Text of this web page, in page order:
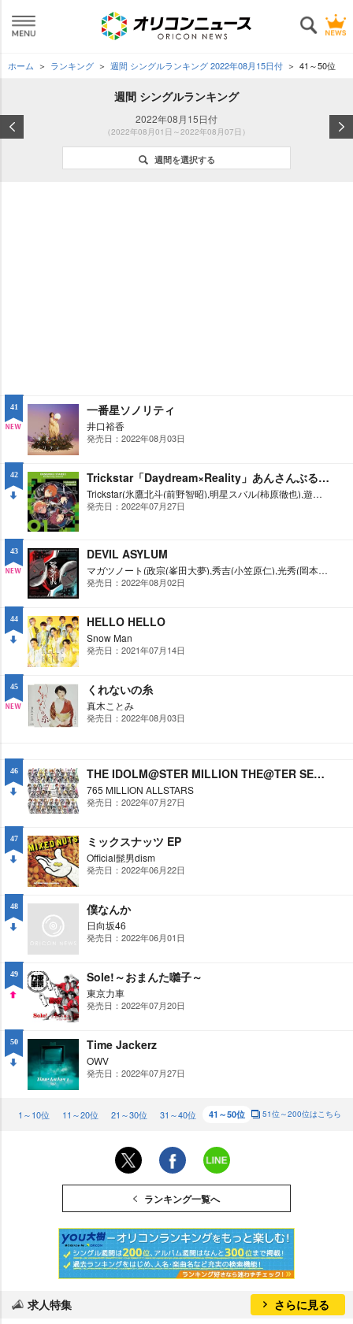
ホーム ランキング 週間 シングルランキング 2022年08月15日付 41～50位
週間 シングルランキング
2022年08月15日付
（2022年08月01日～2022年08月07日）
週間を選択する
41
W
一番星ソノリティ
井口裕香
発売日：2022年08月03日
42 Trickstar「Daydream×Reality」あんさんぶるスターズ!! ESアイドルソング season3
Trickstar(氷鷹北斗(前野智昭),明星スバル(柿原徹也),遊木真(森久保祥太郎),衣更真緒(梶裕貴))
発売日：2022年07月27日
43
W
DEVIL ASYLUM
マガツノート(政宗(峯田大夢),秀吉(小笠原仁),光秀(岡本信彦),家康(美藤大樹),織田信長(神尾晋一郎))
発売日：2022年08月02日
44
WN
HELLO HELLO
Snow Man
発売日：2021年07月14日
45 くれないの糸
真木ことみ
発売日：2022年08月03日
46
WN
THE IDOLM@STER MILLION THE@TER SEASON 夢にかけるRainbow
765 MILLION ALLSTARS
発売日：2022年07月27日
47
WN
ミックスナッツ EP
Official髭男dism
発売日：2022年06月22日
48
WN
僕なんか
日向坂46
発売日：2022年06月01日
49 Sole!～おまんた囃子～
東京力車
発売日：2022年07月20日
50 Time Jackerz
OWV
発売日：2022年07月27日
1～10位 11～20位 21～30位 31～40位 41～50位 51位～200位はこちら
ランキング一覧へ
求人特集 さらに見る